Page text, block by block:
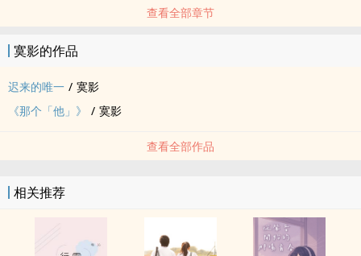
查看全部章节
寞影的作品
迟来的唯一 / 寞影
《那个「他」》
/ 寞影
查看全部作品
相关推荐